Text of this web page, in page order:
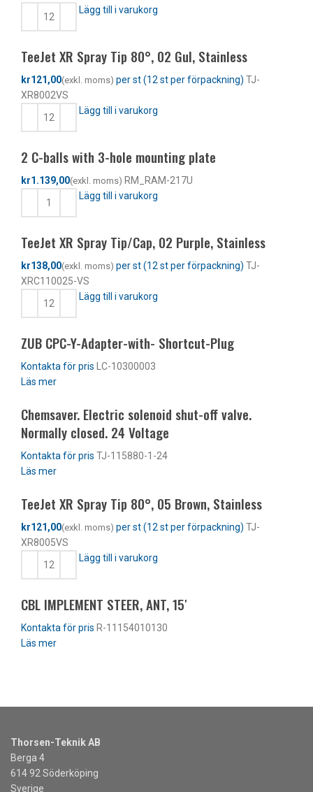
Lägg till i varukorg
TeeJet XR Spray Tip 80°, 02 Gul, Stainless
kr
TJ-
XR8002VS
Lägg till i varukorg
2 C-balls with 3-hole mounting plate
kr
RM_RAM-217U
Lägg till i varukorg
TeeJet XR Spray Tip/Cap, 02 Purple, Stainless
kr
TJ-
XRC110025-VS
Lägg till i varukorg
ZUB CPC-Y-Adapter-with- Shortcut-Plug
LC-10300003
Läs mer
Chemsaver. Electric solenoid shut-off valve.
Normally closed. 24 Voltage
TJ-115880-1-24
Läs mer
TeeJet XR Spray Tip 80°, 05 Brown, Stainless
kr
TJ-
XR8005VS
Lägg till i varukorg
CBL IMPLEMENT STEER, ANT, 15′
R-11154010130
Läs mer
Thorsen-Teknik AB
Berga 4
614 92 Söderköping
Sverige